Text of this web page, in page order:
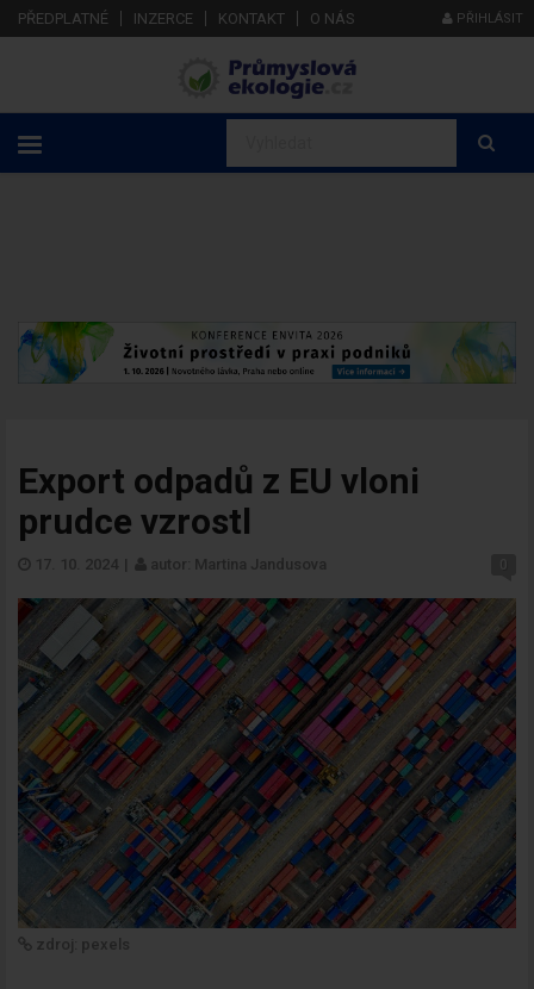
PŘEDPLATNÉ INZERCE KONTAKT O NÁS PŘIHLÁSIT
Export odpadů z EU vloni
prudce vzrostl
17. 10. 2024 | autor: Martina Jandusova
zdroj: pexels